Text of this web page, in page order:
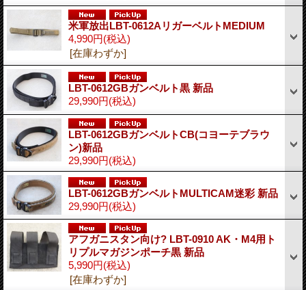
米軍放出LBT-0612AリガーベルトMEDIUM
4,990円(税込)
[在庫わずか]
LBT-0612GBガンベルト黒 新品
29,990円(税込)
LBT-0612GBガンベルトCB(コヨーテブラウ
ン)新品
29,990円(税込)
LBT-0612GBガンベルトMULTICAM迷彩 新品
29,990円(税込)
アフガニスタン向け? LBT-0910 AK・M4用ト
リプルマガジンポーチ黒 新品
5,990円(税込)
[在庫わずか]